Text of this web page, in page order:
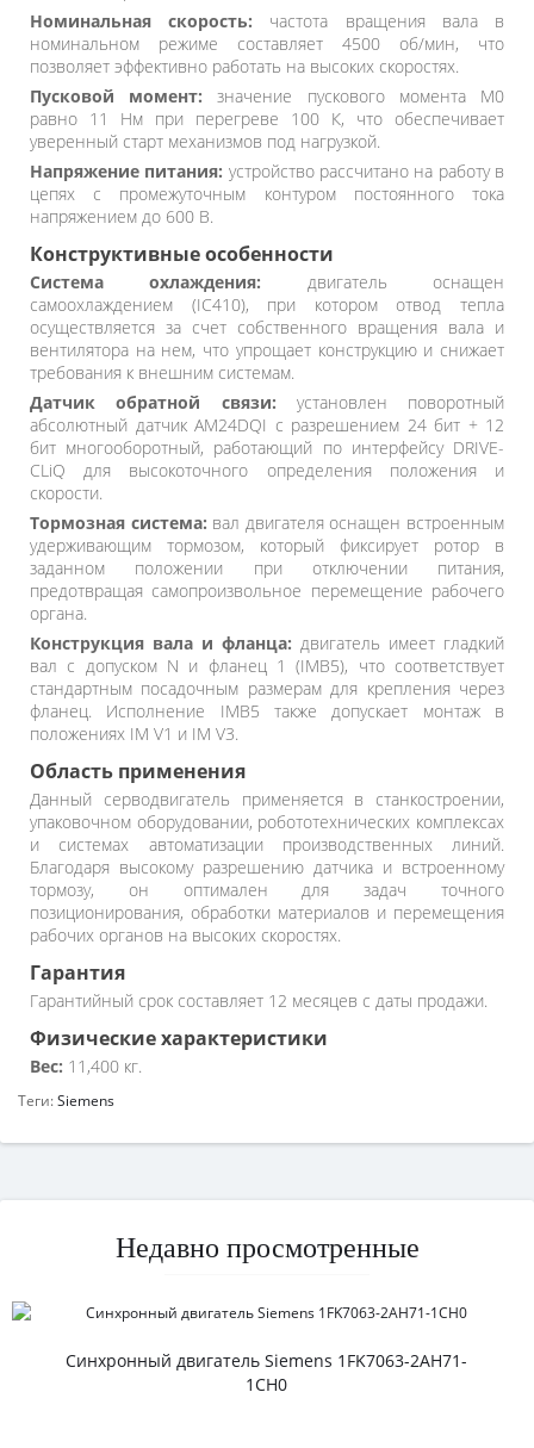
Номинальная скорость: частота вращения вала в
номинальном режиме составляет 4500 об/мин, что
позволяет эффективно работать на высоких скоростях.
Пусковой момент: значение пускового момента M0
равно 11 Нм при перегреве 100 К, что обеспечивает
уверенный старт механизмов под нагрузкой.
Напряжение питания: устройство рассчитано на работу в
цепях с промежуточным контуром постоянного тока
напряжением до 600 В.
Конструктивные особенности
Система охлаждения: двигатель оснащен
самоохлаждением (IC410), при котором отвод тепла
осуществляется за счет собственного вращения вала и
вентилятора на нем, что упрощает конструкцию и снижает
требования к внешним системам.
Датчик обратной связи: установлен поворотный
абсолютный датчик AM24DQI с разрешением 24 бит + 12
бит многооборотный, работающий по интерфейсу DRIVE-
CLiQ для высокоточного определения положения и
скорости.
Тормозная система: вал двигателя оснащен встроенным
удерживающим тормозом, который фиксирует ротор в
заданном положении при отключении питания,
предотвращая самопроизвольное перемещение рабочего
органа.
Конструкция вала и фланца: двигатель имеет гладкий
вал с допуском N и фланец 1 (IMB5), что соответствует
стандартным посадочным размерам для крепления через
фланец. Исполнение IMB5 также допускает монтаж в
положениях IM V1 и IM V3.
Область применения
Данный серводвигатель применяется в станкостроении,
упаковочном оборудовании, робототехнических комплексах
и системах автоматизации производственных линий.
Благодаря высокому разрешению датчика и встроенному
тормозу, он оптимален для задач точного
позиционирования, обработки материалов и перемещения
рабочих органов на высоких скоростях.
Гарантия
Гарантийный срок составляет 12 месяцев с даты продажи.
Физические характеристики
Вес: 11,400 кг.
Теги:Siemens
Недавно просмотренные
Синхронный двигатель Siemens 1FK7063-2AH71-
1CH0